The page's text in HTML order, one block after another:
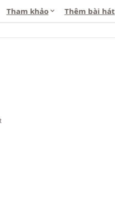
Tham khảo Thêm bài hát